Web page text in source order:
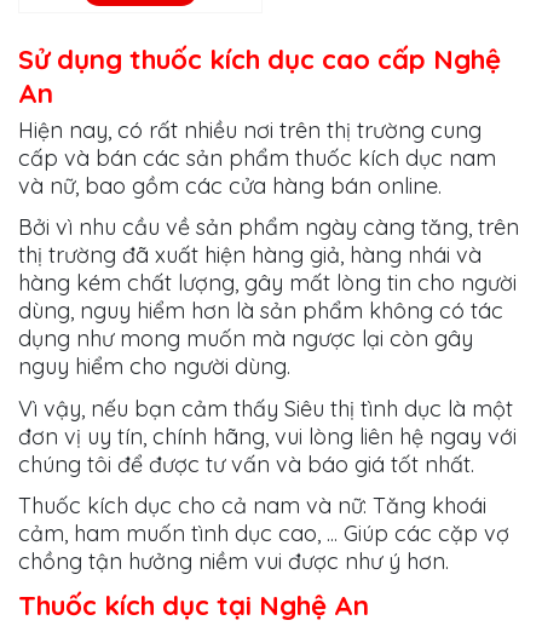
Sử dụng thuốc kích dục cao cấp Nghệ
An
Hiện nay, có rất nhiều nơi trên thị trường cung
cấp và bán các sản phẩm thuốc kích dục nam
và nữ, bao gồm các cửa hàng bán online.
Bởi vì nhu cầu về sản phẩm ngày càng tăng, trên
thị trường đã xuất hiện hàng giả, hàng nhái và
hàng kém chất lượng, gây mất lòng tin cho người
dùng, nguy hiểm hơn là sản phẩm không có tác
dụng như mong muốn mà ngược lại còn gây
nguy hiểm cho người dùng.
Vì vậy, nếu bạn cảm thấy Siêu thị tình dục là một
đơn vị uy tín, chính hãng, vui lòng liên hệ ngay với
chúng tôi để được tư vấn và báo giá tốt nhất.
Thuốc kích dục cho cả nam và nữ: Tăng khoái
cảm, ham muốn tình dục cao, ... Giúp các cặp vợ
chồng tận hưởng niềm vui được như ý hơn.
Thuốc kích dục tại Nghệ An